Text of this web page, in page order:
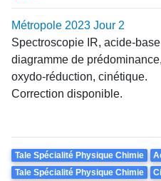
Métropole 2023 Jour 2
Spectroscopie IR, acide-
diagramme de
oxydo-réduction, cinétique.
Correction disponible.
Theme
Tale Spécialité Physique Chimie
Tale Spécialité Physique Chimie